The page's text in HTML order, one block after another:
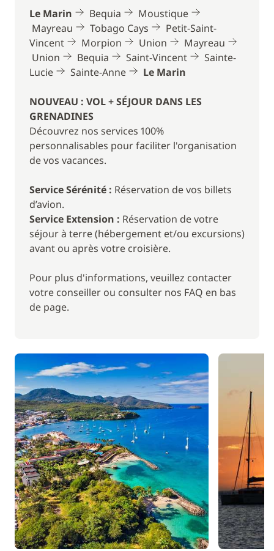
(environ 2h30)
JOUR 3 : Bequia - Moustique - Mayreau
(environ
Départ matinal en direction de Moustique où vous
prendrez votre petit-déjeuner. Vous découvrirez une
île privée particulièrement appréciée de stars telles
que : le prince William et son épouse, Mick Jagger,
Bryan Adams et bien d’autres. Déjeuner et
navigation vers Mayreau, l’île la moins peuplée de
l’archipel. Après environ 30 minutes de marche
depuis la plage, vous atteindrez l’unique village de
l’île. Perché sur une colline, ce dernier offre une vue
incroyable sur les îles voisines. Dîner et nuit à bord.
JOUR 4 : Mayreau - Tobago Cays
(environ 30 min)
Vous aurez la matinée pour continuer votre
exploration de Mayreau et faire du snorkeling dans
la baie. Après le déjeuner, le skipper met les voiles
sur les Tobago Cays, une réserve protégée
composée de 5 îlots coralliens. Partez à la
découverte de la flore sous-marine et de la barrière
des frangipaniers et des arbustes endémiques.
En option: Barbecue sur la plage : apéritif, dîner
langouste ou lambis et poisson, selon la saison.
JOUR 5 : Tobago Cays - Petit Saint-Vincent
(environ
1h)
Après le petit-déjeuner, pourquoi ne pas profiter
d'une baignade avec les tortues marines avant de
reprendre la navigation en direction de Petit Saint-
Vincent. Après-midi dédiée aux activités nautiques.
Possibilité de visiter les bars à terre en début de
soirée. Dîner et nuit à bord.
Le Marin Bequia
Moustique
Mayreau
Tobago Cays
Petit-Saint-
Vincent
Morpion Union
Mayreau
Union
Bequia Saint-Vincent
Sainte-
Lucie
Sainte-Anne Le Marin
NOUVEAU : VOL + SÉJOUR DANS LES
GRENADINES
Découvrez nos services 100%
personnalisables pour faciliter l'organisation
de vos vacances.
Service Sérénité : Réservation de vos billets
d’avion.
Service Extension : Réservation de votre
séjour à terre (hébergement et/ou excursions)
avant ou après votre croisière.
Pour plus d'informations, veuillez contacter
votre conseiller ou consulter nos FAQ en bas
de page.